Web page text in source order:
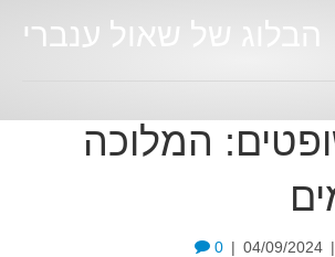
הבלוג של שאול ענברי
המלוכה
|
04/09/2024
|
0